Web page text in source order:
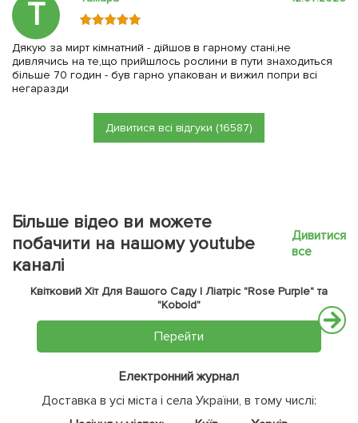
Т
Дякую за мирт кімнатний - дійшов в гарному стані,не
дивлячись на те,що прийшлось рослини в пути знаходиться
більше 70 годин - був гарно упакован и вижил попри всі
негаразди
Дивитися всі відгуки (16587)
Більше відео ви можете
побачити на нашому youtube
каналі
Дивитися
все
Квітковий Хіт Для Вашого Саду | Ліатріс "Rose Purple" та
"Kobold"
Перейти
Електронний журнал
Доставка в усі міста і села України, в тому числі: